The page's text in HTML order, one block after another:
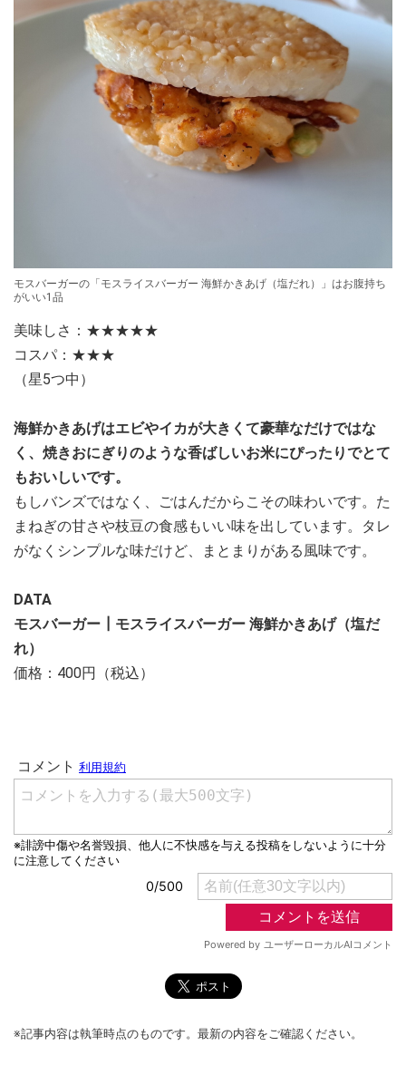
モスバーガーの「モスライスバーガー 海鮮かきあげ（塩だれ）」はお腹持ち
がいい1品
美味しさ：★★★★★
コスパ：★★★
（星5つ中）
海鮮かきあげはエビやイカが大きくて豪華なだけではな
く、焼きおにぎりのような香ばしいお米にぴったりでとて
もおいしいです。
もしバンズではなく、ごはんだからこその味わいです。た
まねぎの甘さや枝豆の食感もいい味を出しています。タレ
がなくシンプルな味だけど、まとまりがある風味です。
DATA
モスバーガー┃モスライスバーガー 海鮮かきあげ（塩だ
れ）
価格：400円（税込）
※記事内容は執筆時点のものです。最新の内容をご確認ください。